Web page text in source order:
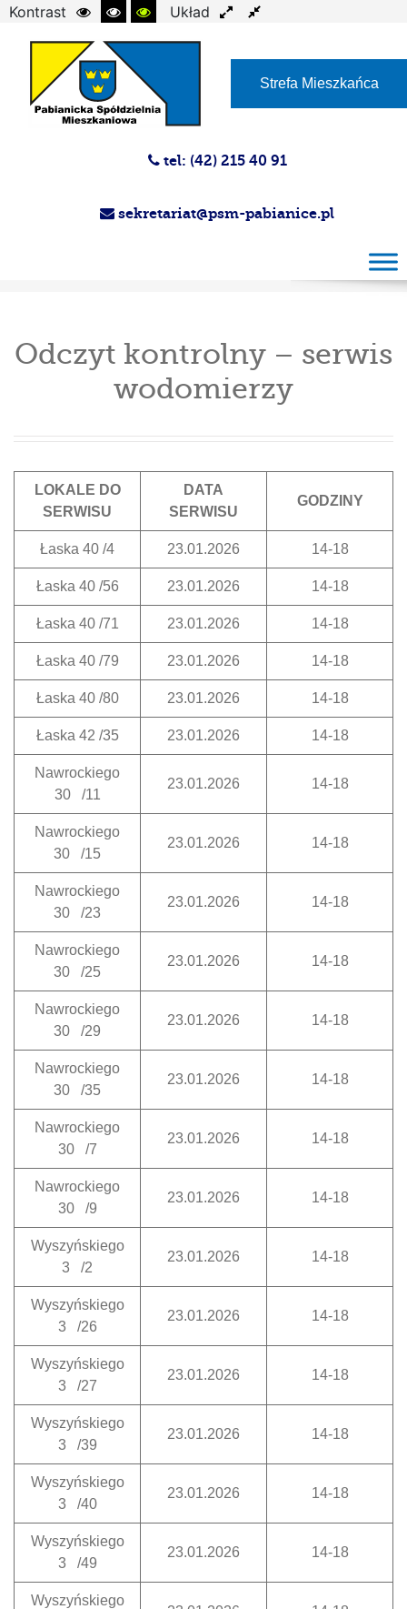
Kontrast
Układ
Strefa Mieszkańca
tel: (42) 215 40 91
sekretariat@psm-pabianice.pl
Odczyt kontrolny – serwis
wodomierzy
LOKALE DO
SERWISU
DATA
SERWISU
GODZINY
Łaska 40 /4 23.01.2026 14-18
Łaska 40 /56 23.01.2026 14-18
Łaska 40 /71 23.01.2026 14-18
Łaska 40 /79 23.01.2026 14-18
Łaska 40 /80 23.01.2026 14-18
Łaska 42 /35 23.01.2026 14-18
Nawrockiego
30 /11
23.01.2026 14-18
Nawrockiego
30 /15
23.01.2026 14-18
Nawrockiego
30 /23
23.01.2026 14-18
Nawrockiego
30 /25
23.01.2026 14-18
Nawrockiego
30 /29
23.01.2026 14-18
Nawrockiego
30 /35
23.01.2026 14-18
Nawrockiego
30 /7
23.01.2026 14-18
Nawrockiego
30 /9
23.01.2026 14-18
Wyszyńskiego
3 /2
23.01.2026 14-18
Wyszyńskiego
3 /26
23.01.2026 14-18
Wyszyńskiego
3 /27
23.01.2026 14-18
Wyszyńskiego
3 /39
23.01.2026 14-18
Wyszyńskiego
3 /40
23.01.2026 14-18
Wyszyńskiego
3 /49
23.01.2026 14-18
Wyszyńskiego